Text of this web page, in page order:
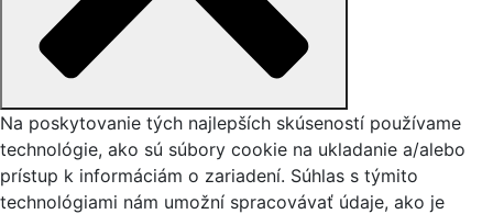
Na poskytovanie tých najlepších skúseností používame
technológie, ako sú súbory cookie na ukladanie a/alebo
prístup k informáciám o zariadení. Súhlas s týmito
technológiami nám umožní spracovávať údaje, ako je